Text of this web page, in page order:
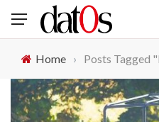
Home › Posts Tagged